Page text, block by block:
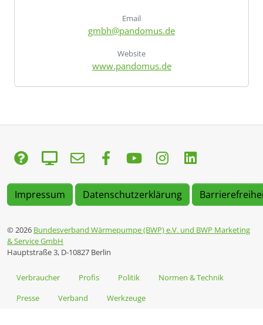
Email
gmbh@pandomus.de
Website
www.pandomus.de
Impressum Datenschutzerklärung
© 2026 Bundesverband Wärmepumpe (BWP) e.V. und BWP Marketing
& Service GmbH
Hauptstraße 3, D-10827 Berlin
Verbraucher Profis Politik
Normen & Technik
Presse
Verband Werkzeuge